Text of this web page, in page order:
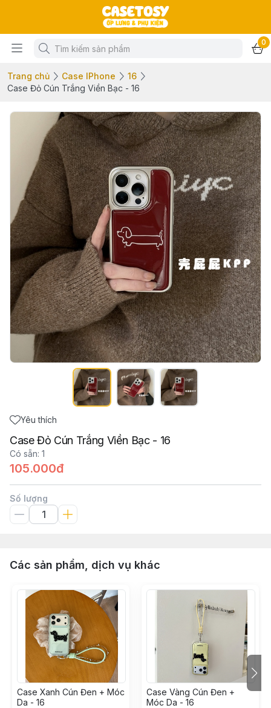
0
Trang chủ Case IPhone
16
Case Đỏ Cún Trắng Viền Bạc - 16
Yêu thích
Case Đỏ Cún Trắng Viền Bạc - 16
Có sẵn: 1
105.000đ
Số lượng
Các sản phẩm, dịch vụ khác
Case Xanh Cún Đen + Móc
Da - 16
Case Vàng Cún Đen +
Móc Da - 16